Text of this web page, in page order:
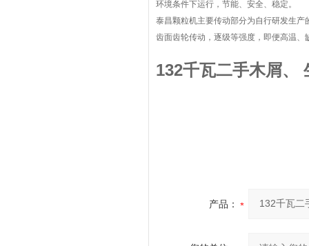
环境条件下运行，节能、安全、稳定。
泰昌颗粒机主要传动部分为自行研发生
齿面齿轮传动，逐级等强度，即便高温、
132千瓦二手木屑、
产品：